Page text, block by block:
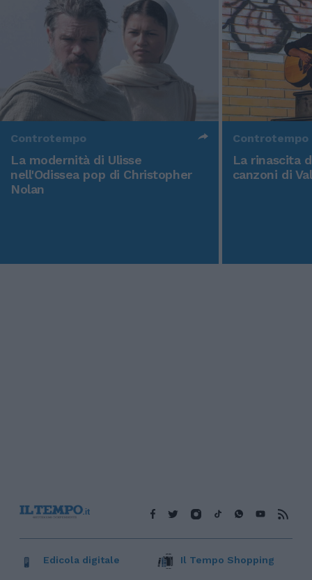
Controtempo
La modernità di Ulisse
nell'Odissea pop di Christopher
Nolan
Controtempo
La rinascita
canzoni di
Edicola digitale Il Tempo Shopping